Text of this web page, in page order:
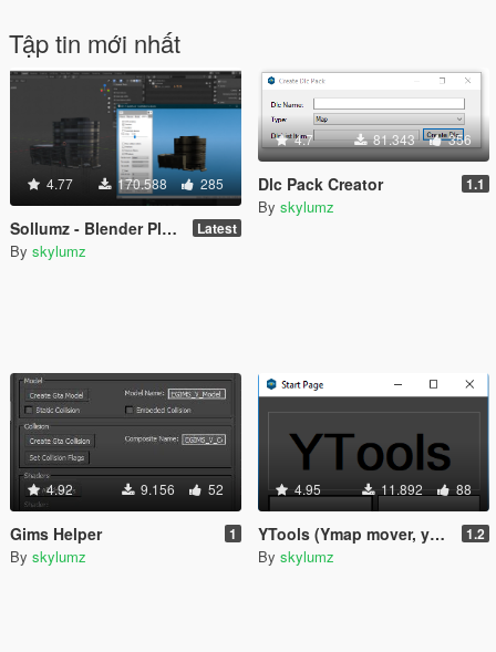
Tập tin mới nhất
4.77 170.588 285
Sollumz - Blender Plugin (GIMS REPLACEMENT) Latest
By skylumz
4.7 81.343 356
Dlc Pack Creator 1.1
By skylumz
4.92 9.156 52
Gims Helper 1
By skylumz
4.95 11.892 88
YTools (Ymap mover, ymap replacer, ymap merger) 1.2
By skylumz